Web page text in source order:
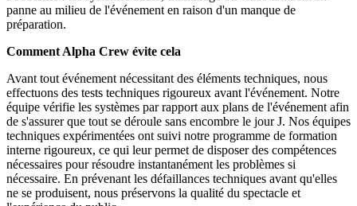
panne au milieu de l'événement en raison d'un manque de
préparation.
Comment Alpha Crew évite cela
Avant tout événement nécessitant des éléments techniques, nous
effectuons des tests techniques rigoureux avant l'événement. Notre
équipe vérifie les systèmes par rapport aux plans de l'événement afin
de s'assurer que tout se déroule sans encombre le jour J. Nos équipes
techniques expérimentées ont suivi notre programme de formation
interne rigoureux, ce qui leur permet de disposer des compétences
nécessaires pour résoudre instantanément les problèmes si
nécessaire. En prévenant les défaillances techniques avant qu'elles
ne se produisent, nous préservons la qualité du spectacle et